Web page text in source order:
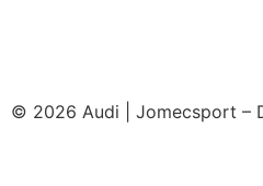
© 2026 Audi | Jomecsport –